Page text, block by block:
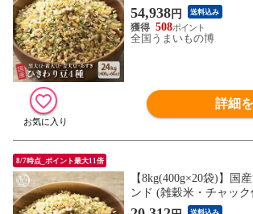
0％
54,938円 送料込み
508
全国うまいもの博
詳細
8/7時点_ポイント最大11倍
【8kg(400g×20袋)】国
ンド (雑穀米・チャック
送料込み